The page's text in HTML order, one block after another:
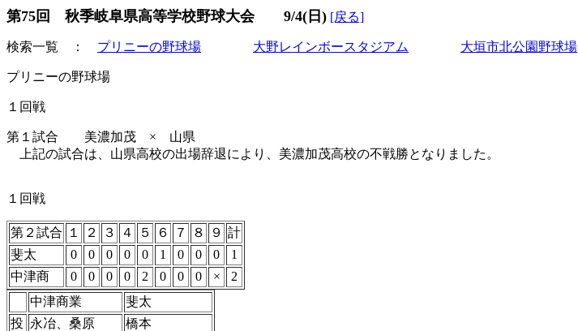
第75回 秋季岐阜県高等学校野球大会 9/4(日) [戻る]
検索一覧 ： プリニーの野球場 大野レインボースタジアム 大垣市北公園野球場
プリニーの野球場
１回戦
第１試合 美濃加茂 × 山県
上記の試合は、山県高校の出場辞退により、美濃加茂高校の不戦勝となりました。
１回戦
第２試合 １ ２ ３ ４ ５ ６ ７ ８ ９ 計
斐太
0 0 0 0 0 1 0 0 0
1
中津商
0 0 0 0 2 0 0 0 ×
2
中津商業
斐太
投 永冶、桑原
橋本